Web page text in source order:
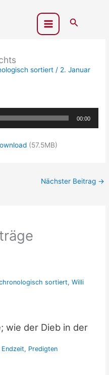
Suchen
sortiert / 2. Januar
00:00
(57.5MB)
Nächster Beitrag →
sortiert, Willi
wie der Dieb in der
Endzeit, Predigten